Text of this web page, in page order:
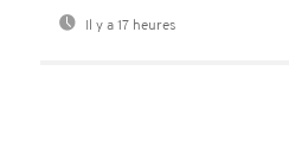
Il y a 17 heures